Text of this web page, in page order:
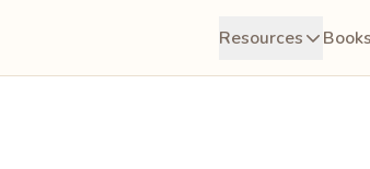
Resources Books